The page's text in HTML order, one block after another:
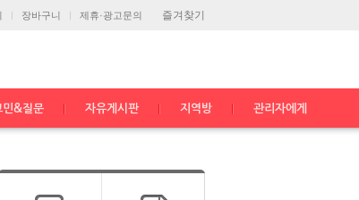
즐겨찾기
장바구니 제휴·광고문의
민&질문 자유게시판 지역방 관리자에게